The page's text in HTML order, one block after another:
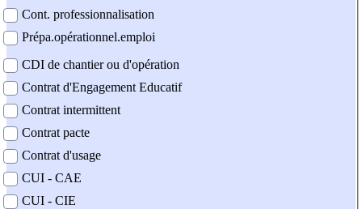
Cont. professionnalisation
Prépa.opérationnel.emploi
CDI de chantier ou d'opération
Contrat d'Engagement Educatif
Contrat intermittent
Contrat pacte
Contrat d'usage
CUI - CAE
CUI - CIE